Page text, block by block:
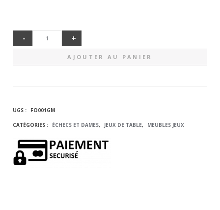
- QUANTITÉ
DE
GAMME -
+
AJOUTER AU PANIER
UGS : FO001GM
CATÉGORIES : ÉCHECS ET DAMES, JEUX DE TABLE, MEUBLES JEUX